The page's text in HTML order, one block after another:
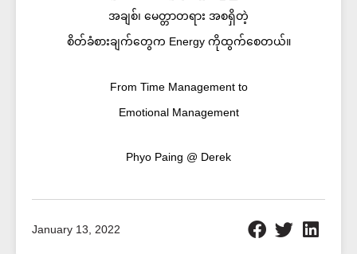
အချစ်၊ မေတ္တာတရား အစရှိတဲ့
စိတ်ခံစားချက်တွေက Energy ကိုထွက်စေတယ်။
From Time Management to
Emotional Management
Phyo Paing @ Derek
January 13, 2022